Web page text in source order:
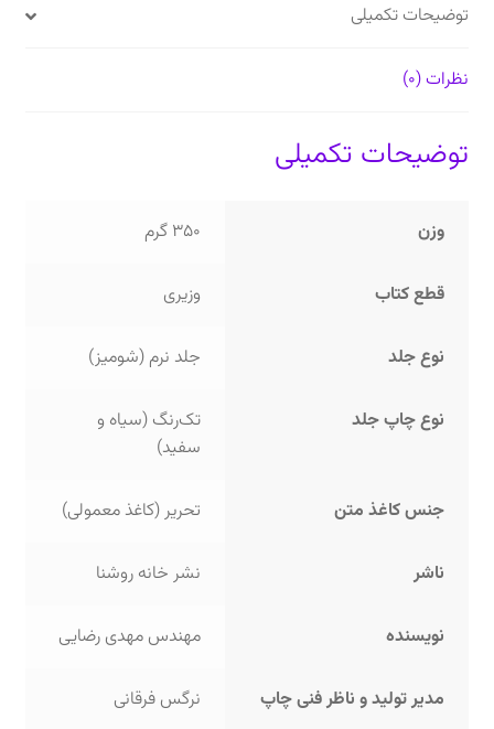
توضیحات تکمیلی
نظرات (0)
توضیحات تکمیلی
وزن 350 گرم
قطع کتاب وزیری
نوع جلد جلد نرم (شومیز)
نوع چاپ جلد
تک‌رنگ (سیاه و
سفید)
جنس کاغذ متن تحریر (کاغذ معمولی)
ناشر نشر خانه روشنا
نویسنده مهندس مهدی رضایی
مدیر تولید و ناظر فنی چاپ نرگس فرقانی